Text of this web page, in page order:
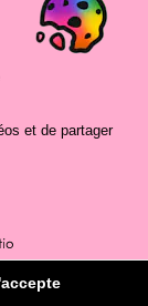
/
les FQ